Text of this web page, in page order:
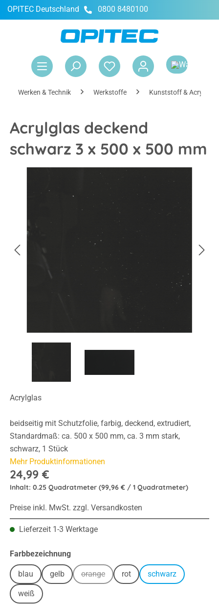
springen
OPITEC Deutschland 0800 8480100
Werken & Technik Werkstoffe Kunststoff & Acrylglas
Acrylglas deckend
schwarz 3 x 500 x 500 mm
Acrylglas
beidseitig mit Schutzfolie, farbig, deckend, extrudiert,
Standardmaß: ca. 500 x 500 mm, ca. 3 mm stark,
schwarz, 1 Stück
Mehr Produktinformationen
24,99 €
Inhalt: 0.25 Quadratmeter (99,96 € / 1 Quadratmeter)
Preise inkl. MwSt. zzgl. Versandkosten
Lieferzeit 1-3 Werktage
Farbbezeichnungauswählen
blau gelb orange(Diese Option ist zurzeit nicht verfügbar.)
rot schwarz
weiß